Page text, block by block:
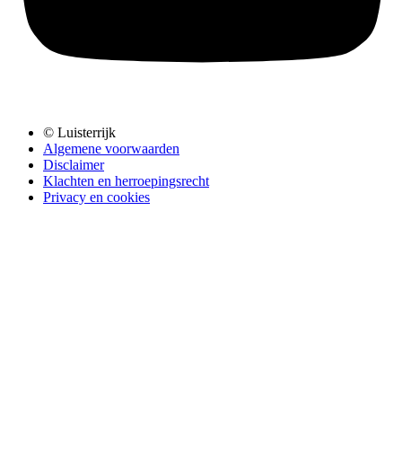
© Luisterrijk
Algemene voorwaarden
Disclaimer
Klachten en herroepingsrecht
Privacy en cookies